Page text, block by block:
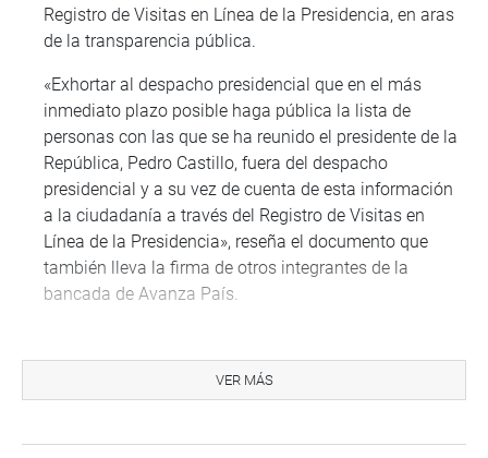
Registro de Visitas en Línea de la Presidencia, en aras
de la transparencia pública.
«Exhortar al despacho presidencial que en el más
inmediato plazo posible haga pública la lista de
personas con las que se ha reunido el presidente de la
República, Pedro Castillo, fuera del despacho
presidencial y a su vez de cuenta de esta información
a la ciudadanía a través del Registro de Visitas en
Línea de la Presidencia», reseña el documento que
también lleva la firma de otros integrantes de la
bancada de Avanza País.
deber de llamar la atención sobre este importante tema
pues la transparencia es fundamental para el ejercicio
desempeña como jefe de Estado y personifica a la
VER MÁS